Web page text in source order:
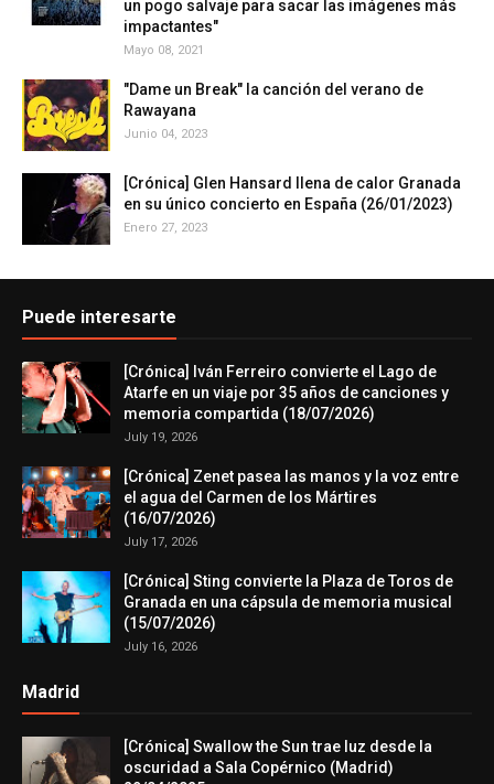
un pogo salvaje para sacar las imágenes más
impactantes"
Mayo 08, 2021
"Dame un Break" la canción del verano de
Rawayana
Junio 04, 2023
[Crónica] Glen Hansard llena de calor Granada
en su único concierto en España (26/01/2023)
Enero 27, 2023
Puede interesarte
[Crónica] Iván Ferreiro convierte el Lago de
Atarfe en un viaje por 35 años de canciones y
memoria compartida (18/07/2026)
July 19, 2026
[Crónica] Zenet pasea las manos y la voz entre
el agua del Carmen de los Mártires
(16/07/2026)
July 17, 2026
[Crónica] Sting convierte la Plaza de Toros de
Granada en una cápsula de memoria musical
(15/07/2026)
July 16, 2026
Madrid
[Crónica] Swallow the Sun trae luz desde la
oscuridad a Sala Copérnico (Madrid)